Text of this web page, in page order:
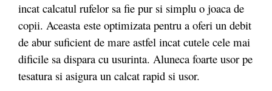
incat calcatul rufelor sa fie pur si simplu o joaca de
copii. Aceasta este optimizata pentru a oferi un debit
de abur suficient de mare astfel incat cutele cele mai
dificile sa dispara cu usurinta. Aluneca foarte usor pe
tesatura si asigura un calcat rapid si usor.